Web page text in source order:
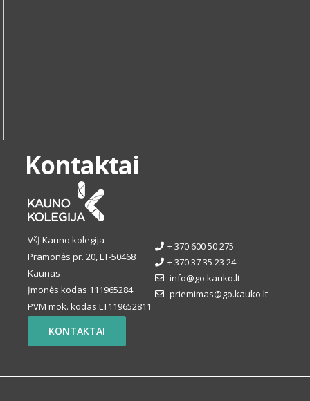
Kontaktai
VšĮ Kauno kolegija
Pramonės pr. 20, LT-50468
Kaunas
Įmonės kodas 111965284
PVM mok. kodas LT119652811
+ 370 600 50 275
+ 370 37 35 23 24
info@go.kauko.lt
priemimas@go.kauko.lt
KONTAKTAI